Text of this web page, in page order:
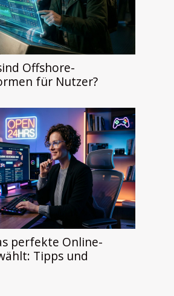
Offshore-
für Nutzer?
perfekte Online-
Tipps und